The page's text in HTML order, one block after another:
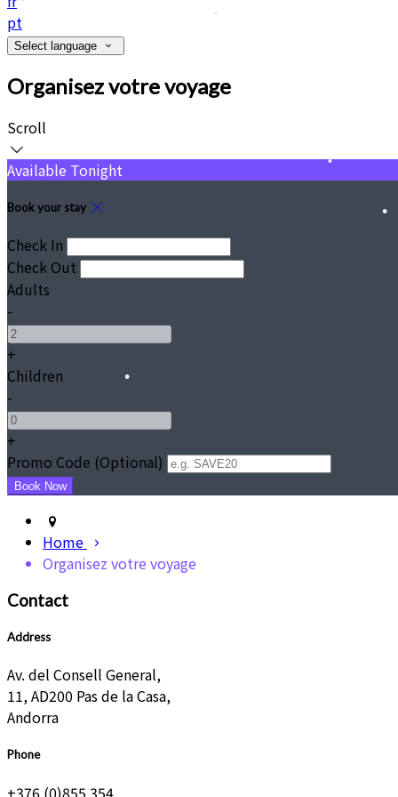
pt
Select language
Organisez votre voyage
Scroll
Available Tonight
Book your stay
Check In
Check Out
Adults
-
+
Children
-
+
Promo Code (Optional)
Home
Organisez votre voyage
Contact
Address
Av. del Consell General,
11, AD200 Pas de la Casa,
Andorra
Phone
+376 (0)855 354
•
•